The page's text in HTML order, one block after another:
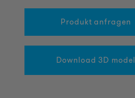
Produkt anfragen
Download 3D model